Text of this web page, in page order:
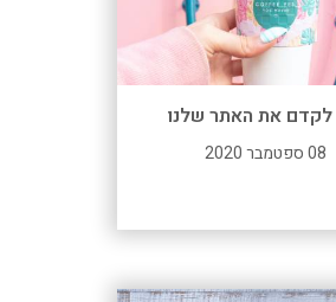
לקדם את האתר שלנו
08 ספטמבר 2020